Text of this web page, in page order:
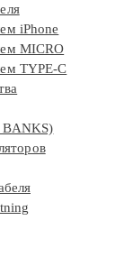
iPhone
MICRO
TYPE-C
BANKS)